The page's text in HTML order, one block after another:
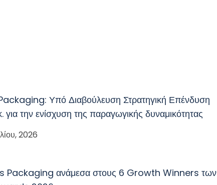
Υπό Διαβούλευση Στρατηγική Επένδυση
την ενίσχυση της παραγωγικής δυναμικότητας
2026
Packaging ανάμεσα στους 6 Growth Winners των